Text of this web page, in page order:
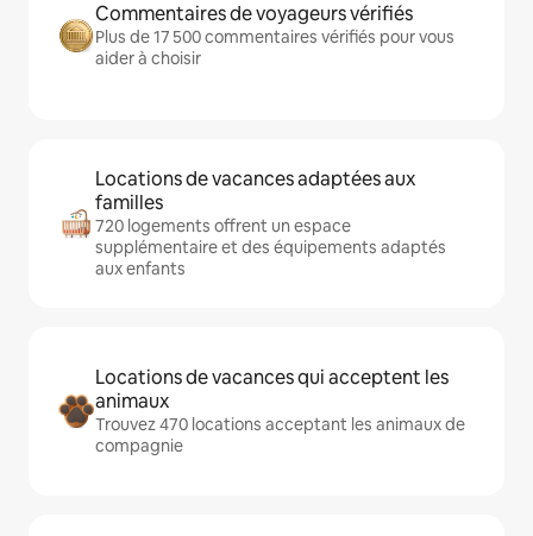
Commentaires de voyageurs vérifiés
Plus de 17 500 commentaires vérifiés pour vous
aider à choisir
Locations de vacances adaptées aux
familles
720 logements offrent un espace
supplémentaire et des équipements adaptés
aux enfants
Locations de vacances qui acceptent les
animaux
Trouvez 470 locations acceptant les animaux de
compagnie